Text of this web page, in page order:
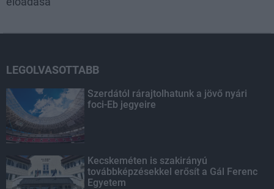
LEGOLVASOTTABB
Szerdától rárajtolhatunk a jövő nyári
foci-Eb jegyeire
Kecskeméten is szakirányú
továbbképzésekkel erősít a Gál Ferenc
Egyetem